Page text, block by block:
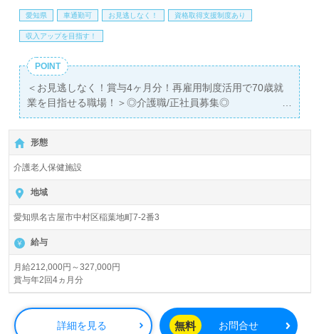
愛知県 車通勤可 お見逃しなく！ 資格取得支援制度あり
収入アップを目指す！
POINT
＜お見逃しなく！賞与4ヶ月分！再雇用制度活用で70歳就
業を目指せる職場！＞◎介護職/正社員募集◎
【月給212,000円～327,000円】＊初任者研修以上有資格者
向け求人＊『中村公園駅』より路線バス、お車通勤可能で
す。
入所定員100名（従来型個室/多床室）『介護老人保健施設
第II四季の里』医療法人藤枝会（本部：愛知県海部郡）様
の運営です。愛知県を中心に病院、介護老人保健施設、訪
問看護ステーション、訪問/通所リハビリテーション、ショ
ートステイ、居宅介護支援事業を展開されています。
◎幅広い年代層の職員様が活躍中！『職員様一人ひとりが
自分らしく、安心して働ける職場づくり』を推進される事
業所様！◎
看護助手や介護職経験のある方をお迎えします。介護老人
保健施設での勤務経験は問いません。明るく和気あいあい
形態
介護老人保健施設
地域
愛知県名古屋市中村区稲葉地町7-2番3
給与
月給212,000円～327,000円
賞与年2回4ヵ月分
詳細を見る 無料 お問合せ